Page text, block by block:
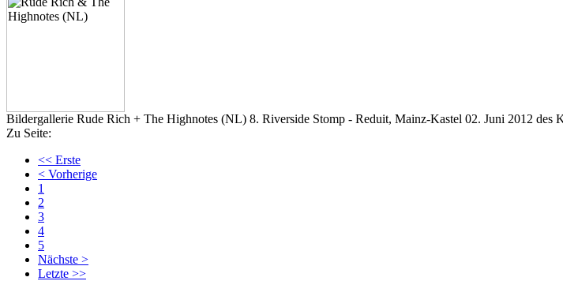
Bildergallerie Rude Rich + The Highnotes (NL) 8. Riverside Stomp - Reduit, Mainz-Kastel 02. Juni 2012
Zu Seite:
<< Erste
< Vorherige
1
2
3
4
5
Nächste >
Letzte >>